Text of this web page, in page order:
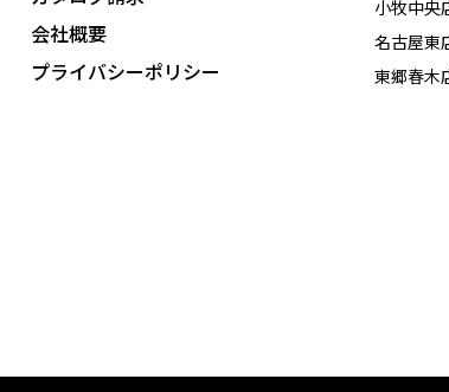
会社概要
プライバシーポリシー
小牧中央
名古屋東
東郷春木